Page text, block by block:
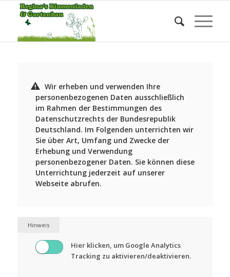
Datenschutzerklärung
Sie befinden sich hier: Startseite Datenschutzerklärung
Wir erheben und verwenden Ihre
personenbezogenen Daten ausschließlich
im Rahmen der Bestimmungen des
Datenschutzrechts der Bundesrepublik
Deutschland. Im Folgenden unterrichten wir
Sie über Art, Umfang und Zwecke der
Erhebung und Verwendung
personenbezogener Daten. Sie können diese
Unterrichtung jederzeit auf unserer
Webseite abrufen.
Hinweis
Hier klicken, um Google Analytics
Tracking zu aktivieren/deaktivieren.